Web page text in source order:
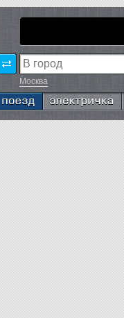
Москва
Поезд Электричка